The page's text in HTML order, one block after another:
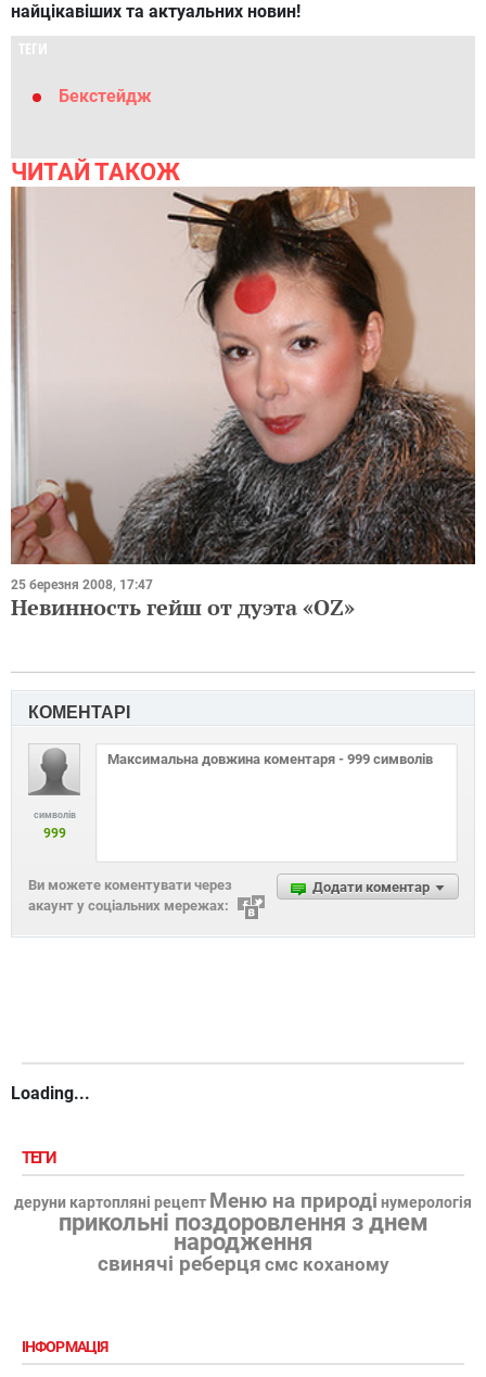
найцікавіших та актуальних новин!
ТЕГИ
Бекстейдж
ЧИТАЙ ТАКОЖ
25 березня 2008, 17:47
Невинность гейш от дуэта «OZ»
КОМЕНТАРІ
символів
999
Додати коментар
Ви можете коментувати через
акаунт у соціальних мережах:
Loading...
ТЕГИ
деруни картопляні рецепт Меню на природі нумерологія
прикольні поздоровлення з днем
народження
свинячі реберця смс коханому
ІНФОРМАЦІЯ